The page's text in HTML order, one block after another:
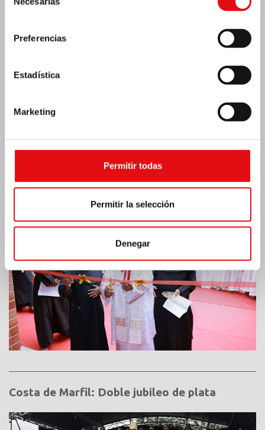
Preferencias
Estadística
Marketing
Permitir todas
Permitir la selección
Denegar
India: Bendición e inauguración del «Lumen
Carmeli»
Costa de Marfil: Doble jubileo de plata